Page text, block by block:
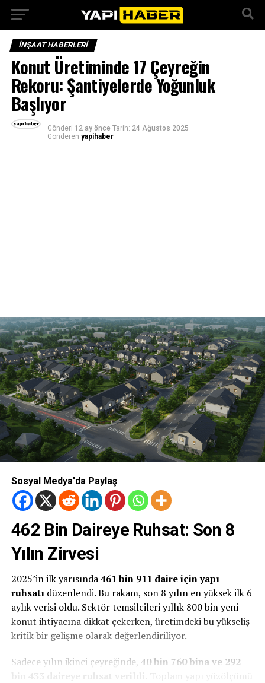
İNŞAAT HABERLERI
Konut Üretiminde 17 Çeyreğin
Rekoru: Şantiyelerde Yoğunluk
Başlıyor
Gönderi 12 ay önce Tarih: 24 Ağustos 2025
Gönderen yapihaber
Sosyal Medya'da Paylaş
462 Bin Daireye Ruhsat: Son 8
Yılın Zirvesi
2025’in ilk yarısında461 bin 911 daire için yapı
ruhsatıdüzenlendi. Bu rakam, son 8 yılın en yüksek ilk 6
aylık verisi oldu. Sektör temsilcileri yıllık 800 bin yeni
konut ihtiyacına dikkat çekerken, üretimdeki bu yükseliş
kritik bir gelişme olarak değerlendiriliyor.
Sadece yılın ikinci çeyreğinde, 40 bin 760 bina ve 292